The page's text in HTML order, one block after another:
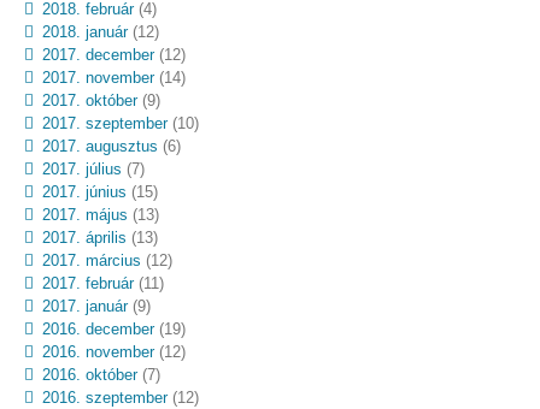
2018. február(4)
2018. január(12)
2017. december(12)
2017. november(14)
2017. október(9)
2017. szeptember(10)
2017. augusztus (6)
2017. július (7)
2017. június (15)
2017. május (13)
2017. április (13)
2017. március (12)
2017. február(11)
2017. január(9)
2016. december(19)
2016. november(12)
2016. október(7)
2016. szeptember(12)